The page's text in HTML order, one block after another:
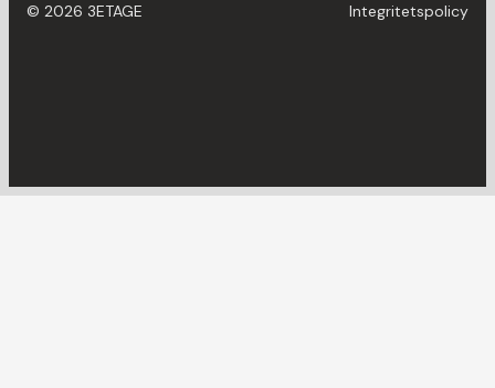
© 2026 3ETAGE Integritetspolicy